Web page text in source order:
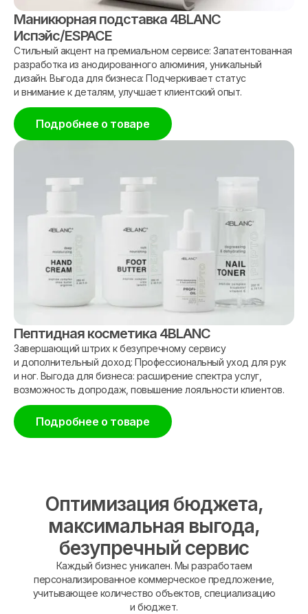
Маникюрная подставка 4BLANC
Испэйс/ESPACE
Стильный акцент на премиальном сервисе: Запатентованная
разработка из анодированного алюминия, уникальный
дизайн. Выгода для бизнеса: Подчеркивает статус
и внимание к деталям, улучшает клиентский опыт.
Подробнее о товаре
Пептидная косметика 4BLANC
Завершающий штрих к безупречному сервису
и дополнительный доход: Профессиональный уход для рук
и ног. Выгода для бизнеса: расширение спектра услуг,
возможность допродаж, повышение лояльности клиентов.
Подробнее о товаре
Оптимизация бюджета,
максимальная выгода,
безупречный сервис
Каждый бизнес уникален. Мы разработаем
персонализированное коммерческое предложение,
учитывающее количество объектов, специализацию
и бюджет.